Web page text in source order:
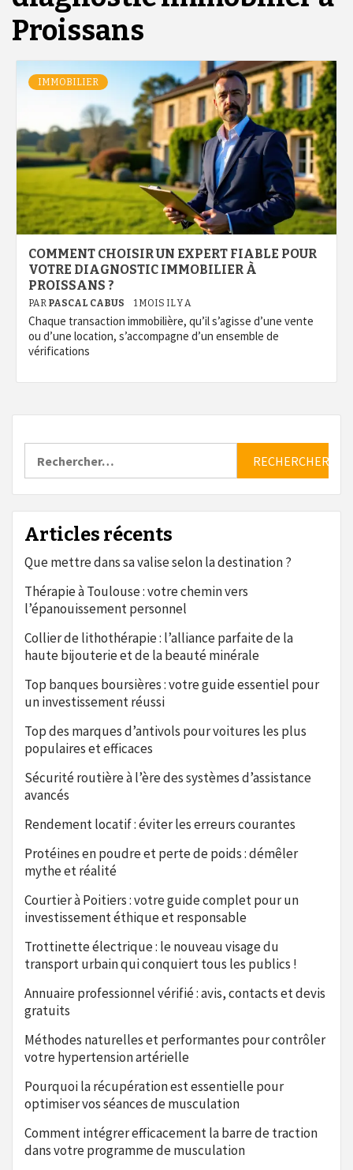
Proissans
IMMOBILIER
COMMENT CHOISIR UN EXPERT FIABLE POUR
VOTRE DIAGNOSTIC IMMOBILIER À
PROISSANS ?
PAR PASCAL CABUS 1 MOIS IL Y A
Chaque transaction immobilière, qu’il s’agisse d’une vente
ou d’une location, s’accompagne d’un ensemble de
vérifications
Articles récents
Que mettre dans sa valise selon la destination ?
Thérapie à Toulouse : votre chemin vers
l’épanouissement personnel
Collier de lithothérapie : l’alliance parfaite de la
haute bijouterie et de la beauté minérale
Top banques boursières : votre guide essentiel pour
un investissement réussi
Top des marques d’antivols pour voitures les plus
populaires et efficaces
Sécurité routière à l’ère des systèmes d’assistance
avancés
Rendement locatif : éviter les erreurs courantes
Protéines en poudre et perte de poids : démêler
mythe et réalité
Courtier à Poitiers : votre guide complet pour un
investissement éthique et responsable
Trottinette électrique : le nouveau visage du
transport urbain qui conquiert tous les publics !
Annuaire professionnel vérifié : avis, contacts et devis
gratuits
Méthodes naturelles et performantes pour contrôler
votre hypertension artérielle
Pourquoi la récupération est essentielle pour
optimiser vos séances de musculation
Comment intégrer efficacement la barre de traction
dans votre programme de musculation